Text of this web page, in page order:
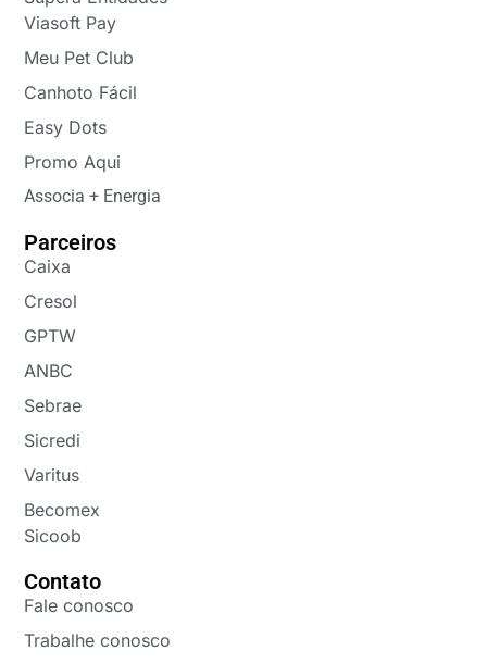
Viasoft Pay
Meu Pet Club
Canhoto Fácil
Easy Dots
Promo Aqui
Associa + Energia
Parceiros
Caixa
Cresol
GPTW
ANBC
Sebrae
Sicredi
Varitus
Becomex
Sicoob
Contato
Fale conosco
Trabalhe conosco